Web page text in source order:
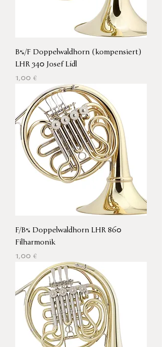
B%/F Doppelwaldhorn (kompensiert)
LHR 340 Josef Lídl
Preis
1,00 €
F/B% Doppelwaldhorn LHR 860
Filharmonik
Preis
1,00 €